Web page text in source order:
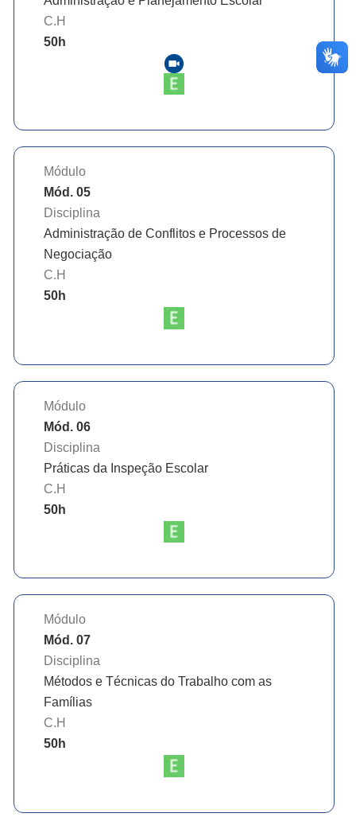
C.H
50h
Módulo
Mód. 05
Disciplina
Administração de Conflitos e Processos de
Negociação
C.H
50h
Módulo
Mód. 06
Disciplina
Práticas da Inspeção Escolar
C.H
50h
Módulo
Mód. 07
Disciplina
Métodos e Técnicas do Trabalho com as
Famílias
C.H
50h